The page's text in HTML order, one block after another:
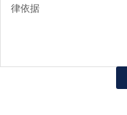
律依据